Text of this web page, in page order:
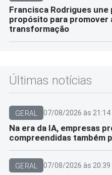
Francisca Rodrigues une
propósito para promover
transformação
Últimas notícias
GERAL 07/08/2026 às 21:14
Na era da IA, empresas
compreendidas também
GERAL 07/08/2026 às 20:39